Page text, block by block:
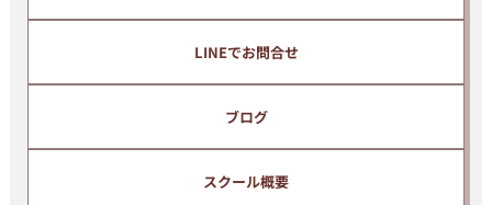
LINEでお問合せ
ブログ
スクール概要